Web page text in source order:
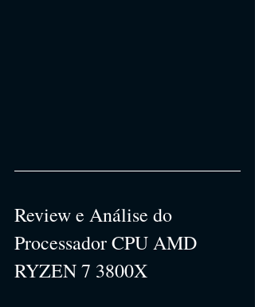
Review e Análise do
Processador CPU AMD
RYZEN 7 3800X